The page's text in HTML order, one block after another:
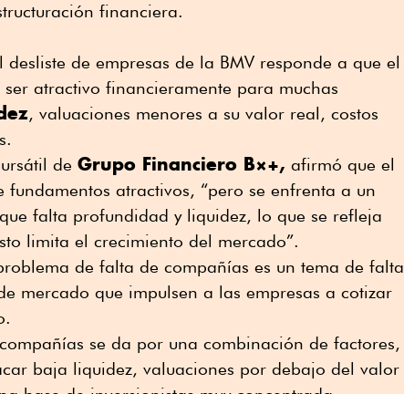
financiera.
desliste de empresas de la BMV responde a que el
atractivo financieramente para muchas
, valuaciones menores a su valor real, costos
de Grupo Financiero B×+, afirmó que el
fundamentos atractivos, “pero se enfrenta a un
falta profundidad y liquidez, lo que se refleja
limita el crecimiento del mercado”.
de falta de compañías es un tema de falta
mercado que impulsen a las empresas a cotizar
se da por una combinación de factores,
baja liquidez, valuaciones por debajo del valor